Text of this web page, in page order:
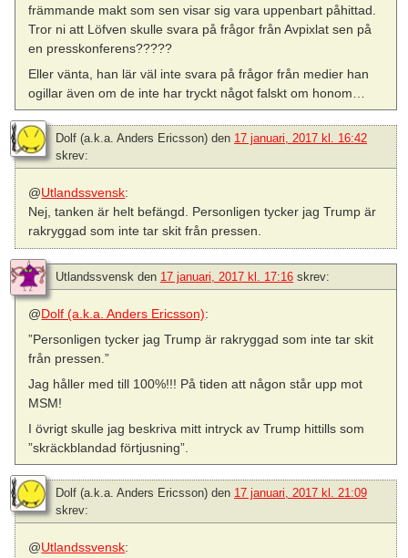
främmande makt som sen visar sig vara uppenbart påhittad.
Tror ni att Löfven skulle svara på frågor från Avpixlat sen på
en presskonferens?????
Eller vänta, han lär väl inte svara på frågor från medier han
ogillar även om de inte har tryckt något falskt om honom…
Dolf (a.k.a. Anders Ericsson) den 17 januari, 2017 kl. 16:42
skrev:
@Utlandssvensk:
Nej, tanken är helt befängd. Personligen tycker jag Trump är
rakryggad som inte tar skit från pressen.
Utlandssvensk den 17 januari, 2017 kl. 17:16 skrev:
@Dolf (a.k.a. Anders Ericsson):
”Personligen tycker jag Trump är rakryggad som inte tar skit
från pressen.”
Jag håller med till 100%!!! På tiden att någon står upp mot
MSM!
I övrigt skulle jag beskriva mitt intryck av Trump hittills som
”skräckblandad förtjusning”.
Dolf (a.k.a. Anders Ericsson) den 17 januari, 2017 kl. 21:09
skrev:
@Utlandssvensk: